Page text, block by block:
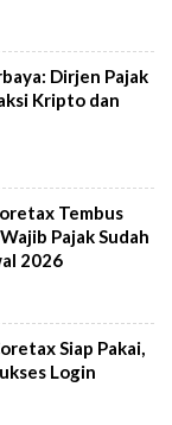
Dirjen Pajak
Kripto dan
Tembus
Pajak Sudah
2026
Siap Pakai,
Login